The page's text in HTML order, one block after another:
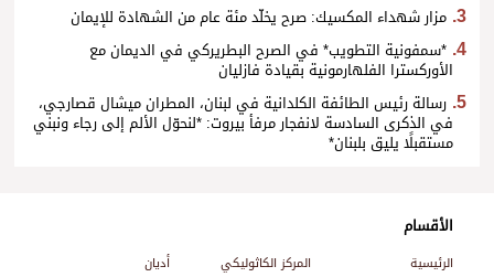
مزار شهداء المكسيك: صرح يخلّد مئة عام من الشهادة للإيمان
*سمفونية التطويب* في الصرح البطريركي في الديمان مع
الأوركسترا الفلهارمونية بقيادة فازليان
رسالة رئيس الطائفة الكلدانية في لبنان، المطران ميشال قصارجي،
في الذكرى السادسة لانفجار مرفأ بيروت: *لنحوّل الألم إلى رجاء ونبني
مستقبلًا يليق بلبنان*
الأقسام
الرئيسية المركز الكاثوليكي
أديان